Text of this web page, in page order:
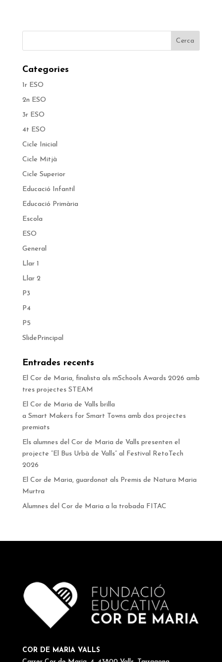
Categories
1r ESO
2n ESO
3r ESO
4t ESO
Cicle Inicial
Cicle Mitjà
Cicle Superior
Educació Infantil
Educació Primària
Escola
ESO
General
Llar 1
Llar 2
P3
P4
P5
SlidePrincipal
Entrades recents
El Cor de Maria, finalista als mSchools Awards 2026 amb
tres projectes STEAM
El Cor de Maria de Valls brilla
a Smart Makers for Smart Towns amb dos projectes
premiats
Els alumnes del Cor de Maria de Valls presenten el
projecte “El Bus Urbà de Valls” al Festival RetoTech
2026
El Cor de Maria, guardonat als Premis de Natura Maria
Murtra
Alumnes del Cor de Maria a la trobada FITAC
COR DE MARIA VALLS